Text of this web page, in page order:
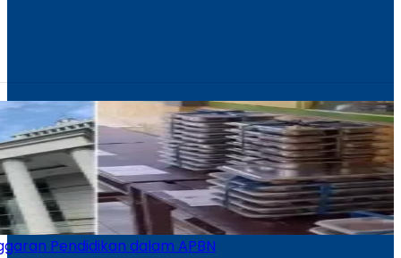
Pendidikan dalam APBN